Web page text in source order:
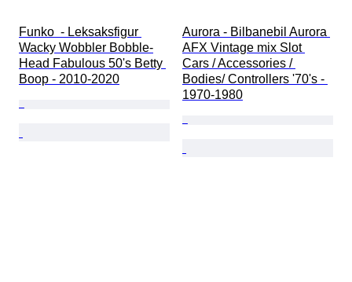
Funko  - Leksaksfigur
Wacky Wobbler Bobble-
Head Fabulous 50's Betty
Boop - 2010-2020
Aurora - Bilbanebil Aurora
AFX Vintage mix Slot
Cars / Accessories /
Bodies/ Controllers '70's -
1970-1980